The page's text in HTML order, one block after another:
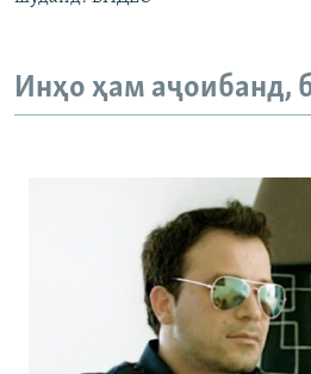
Инҳо ҳам аҷоибанд,